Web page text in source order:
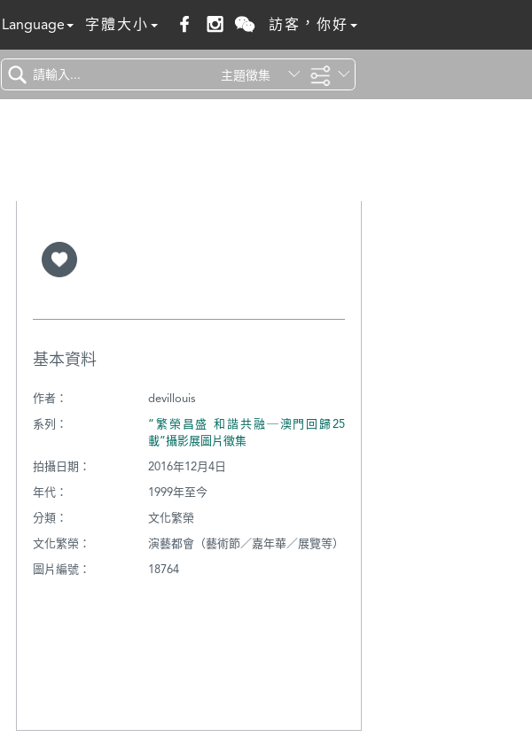
Language 字體大小 訪客，你好
主題徵集
基本資料
作者：
devillouis
系列：
“繁榮昌盛 和諧共融─澳門回歸25
載”攝影展圖片徵集
拍攝日期：
2016年12月4日
年代：
1999年至今
分類：
文化繁榮
文化繁榮：
演藝都會（藝術節／嘉年華／展覽等）
圖片編號：
18764